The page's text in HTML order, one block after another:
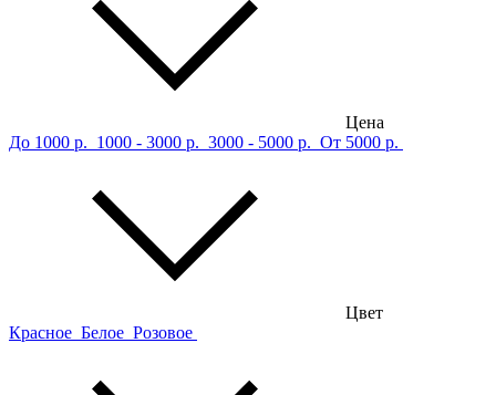
Цена
До 1000 р. 1000 - 3000 р. 3000 - 5000 р. От 5000 р.
Цвет
Красное Белое Розовое